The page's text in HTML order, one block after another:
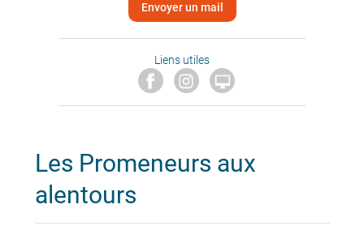
Envoyer un mail
Liens utiles

Les Promeneurs aux
alentours